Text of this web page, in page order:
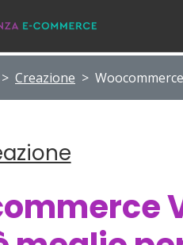
> Creazione >